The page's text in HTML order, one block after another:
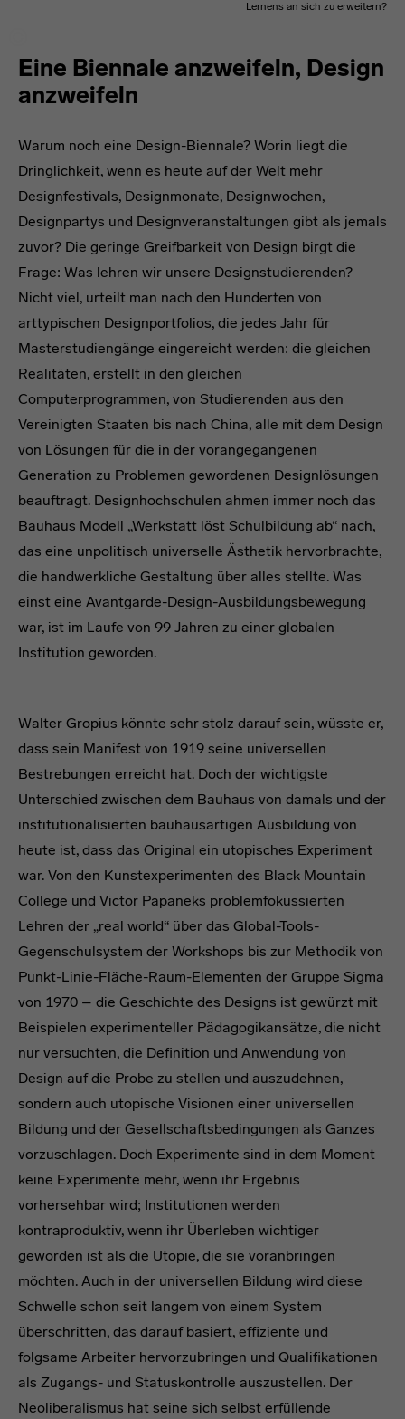
Eine Biennale anzweifeln, Design
anzweifeln
Warum noch eine Design-Biennale? Worin liegt die
Dringlichkeit, wenn es heute auf der Welt mehr
Designfestivals, Designmonate, Designwochen,
Designpartys und Designveranstaltungen gibt als jemals
zuvor? Die geringe Greifbarkeit von Design birgt die
Frage: Was lehren wir unsere Designstudierenden?
Nicht viel, urteilt man nach den Hunderten von
arttypischen Designportfolios, die jedes Jahr für
Masterstudiengänge eingereicht werden: die gleichen
Realitäten, erstellt in den gleichen
Computerprogrammen, von Studierenden aus den
Vereinigten Staaten bis nach China, alle mit dem Design
von Lösungen für die in der vorangegangenen
Generation zu Problemen gewordenen Designlösungen
beauftragt. Designhochschulen ahmen immer noch das
Bauhaus Modell „Werkstatt löst Schulbildung ab“ nach,
das eine unpolitisch universelle Ästhetik hervorbrachte,
die handwerkliche Gestaltung über alles stellte. Was
einst eine Avantgarde-Design-Ausbildungsbewegung
war, ist im Laufe von 99 Jahren zu einer globalen
Institution geworden.
Lernens an sich zu erweitern?
Text
Walter Gropius könnte sehr stolz darauf sein, wüsste er,
dass sein Manifest von 1919 seine universellen
Bestrebungen erreicht hat. Doch der wichtigste
Unterschied zwischen dem Bauhaus von damals und der
institutionalisierten bauhausartigen Ausbildung von
heute ist, dass das Original ein utopisches Experiment
war. Von den Kunstexperimenten des Black Mountain
College und Victor Papaneks problemfokussierten
Lehren der „real world“ über das Global-Tools-
Gegenschulsystem der Workshops bis zur Methodik von
Punkt-Linie-Fläche-Raum-Elementen der Gruppe Sigma
von 1970 – die Geschichte des Designs ist gewürzt mit
Beispielen experimenteller Pädagogikansätze, die nicht
nur versuchten, die Definition und Anwendung von
Design auf die Probe zu stellen und auszudehnen,
sondern auch utopische Visionen einer universellen
Bildung und der Gesellschaftsbedingungen als Ganzes
vorzuschlagen. Doch Experimente sind in dem Moment
keine Experimente mehr, wenn ihr Ergebnis
vorhersehbar wird; Institutionen werden
kontraproduktiv, wenn ihr Überleben wichtiger
geworden ist als die Utopie, die sie voranbringen
möchten. Auch in der universellen Bildung wird diese
Schwelle schon seit langem von einem System
überschritten, das darauf basiert, effiziente und
folgsame Arbeiter hervorzubringen und Qualifikationen
als Zugangs- und Statuskontrolle auszustellen. Der
Neoliberalismus hat seine sich selbst erfüllende